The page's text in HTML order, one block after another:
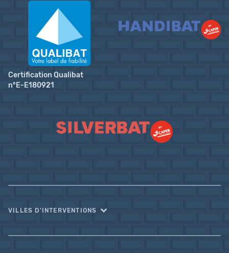
Certification Qualibat
n°E-E180921
VILLES D'INTERVENTIONS